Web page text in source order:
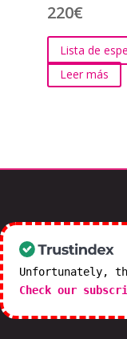
220€
Lista de
Leer más
Unfortunately,
Check our